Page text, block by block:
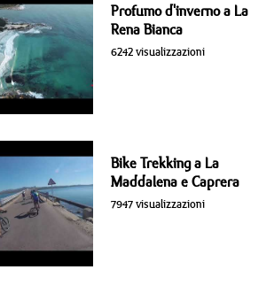
Profumo d'inverno a La
Rena Bianca
6242 visualizzazioni
Bike Trekking a La
Maddalena e Caprera
7947 visualizzazioni